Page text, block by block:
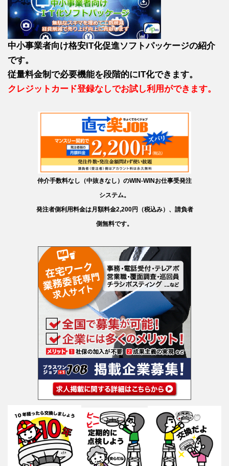
中小事業者向け格安IT化促進ソフトパッケージの紹介
です。
従量料金制で必要機能を段階的にIT化できます。
クレジットカード登録なしでお試し利用ができます。
仲介手数料なし（中抜きなし）のWIN-WINお仕事受発注
システム。
発注者側利用料金は月額料金2,200円（税込み）、請負者
側無料です。